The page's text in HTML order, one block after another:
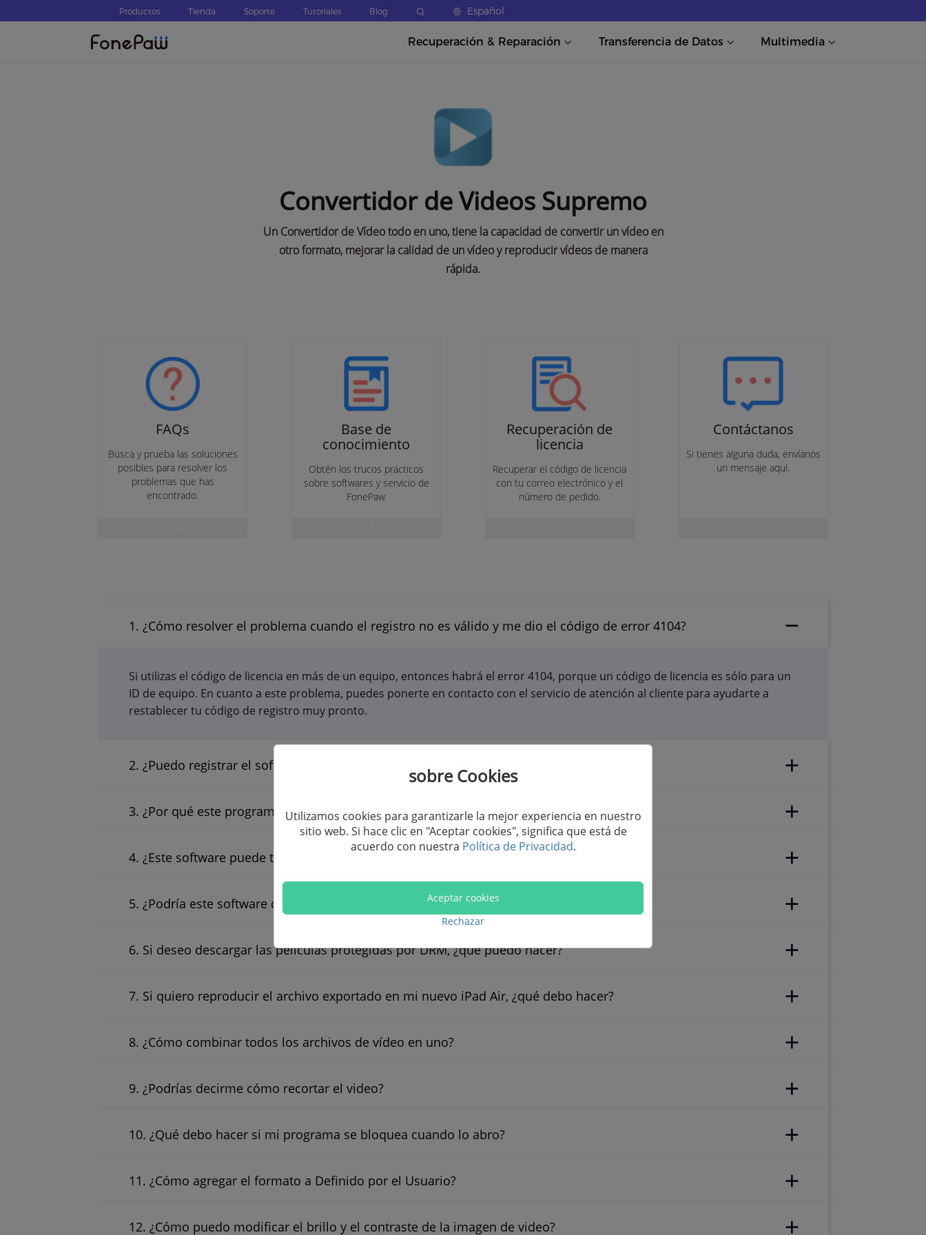
Productos Tienda Soporte Tutoriales Blog Español
Recuperación & Reparación Transferencia de Datos Multimedia
Convertidor de Videos Supremo
Un Convertidor de Vídeo todo en uno, tiene la capacidad de convertir un vídeo en
otro formato, mejorar la calidad de un vídeo y reproducir vídeos de manera
rápida.
FAQs
Busca y prueba las soluciones
posibles para resolver los
problemas que has
encontrado.
Base de
conocimiento
Obtén los trucos prácticos
sobre softwares y servicio de
FonePaw.
Recuperación de
licencia
Recuperar el código de licencia
con tu correo electrónico y el
número de pedido.
Contáctanos
Si tienes alguna duda, envíanos
un mensaje aquí.
1. ¿Cómo resolver el problema cuando el registro no es válido y me dio el código de error 4104?
Si utilizas el código de licencia en más de un equipo, entonces habrá el error 4104, porque un código de licencia es sólo para un
ID de equipo. En cuanto a este problema, puedes ponerte en contacto con el servicio de atención al cliente para ayudarte a
restablecer tu código de registro muy pronto.
2. ¿Puedo registrar el software en un otro ordenador nuevo?
3. ¿Por qué este programa no puede cargar archivos que necesito?
4. ¿Este software puede tomar una instantánea de una reproducción de vídeo? ¿Y cómo?
5. ¿Podría este software convertir mi DVD a otros formatos?
6. Si deseo descargar las películas protegidas por DRM, ¿qué puedo hacer?
7. Si quiero reproducir el archivo exportado en mi nuevo iPad Air, ¿qué debo hacer?
8. ¿Cómo combinar todos los archivos de vídeo en uno?
9. ¿Podrías decirme cómo recortar el video?
10. ¿Qué debo hacer si mi programa se bloquea cuando lo abro?
11. ¿Cómo agregar el formato a Definido por el Usuario?
12. ¿Cómo puedo modificar el brillo y el contraste de la imagen de video?
sobre Cookies
Utilizamos cookies para garantizarle la mejor experiencia en nuestro
sitio web. Si hace clic en "Aceptar cookies", significa que está de
acuerdo con nuestra Política de Privacidad.
Aceptar cookies
Rechazar